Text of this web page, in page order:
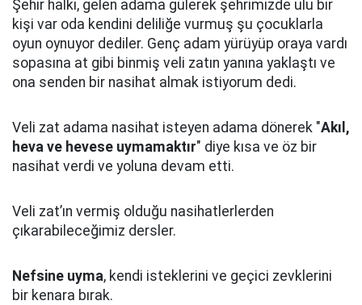
Şehir halkı, gelen adama gülerek şehrimizde ulu bir
kişi var oda kendini deliliğe vurmuş şu çocuklarla
oyun oynuyor dediler. Genç adam yürüyüp oraya vardı
sopasına at gibi binmiş veli zatın yanına yaklaştı ve
ona senden bir nasihat almak istiyorum dedi.
Veli zat adama nasihat isteyen adama dönerek "Akıl,
heva ve hevese uymamaktır" diye kısa ve öz bir
nasihat verdi ve yoluna devam etti.
Veli zat’ın vermiş olduğu nasihatlerlerden
çıkarabileceğimiz dersler.
Nefsine uyma, kendi isteklerini ve geçici zevklerini
bir kenara bırak.